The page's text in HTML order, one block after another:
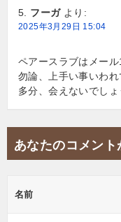
フーガ より:
2025年3月29日 15:04
ペアースラブはメー
勿論、上手い事いわれ
多分、会えないでしょ
あなたのコメント
名前